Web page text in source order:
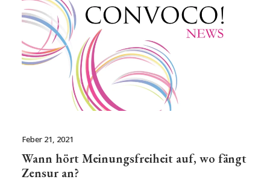
Feber 21, 2021
Wann hört Meinungsfreiheit auf, wo fängt
Zensur an?